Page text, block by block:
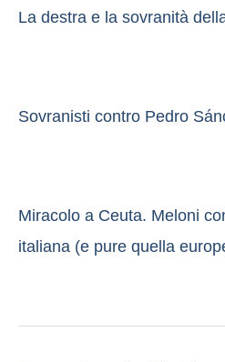
La destra e la sovranità
Sovranisti contro Pedro
Miracolo a Ceuta. Meloni
italiana (e pure quella